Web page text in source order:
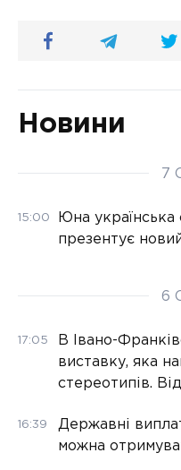
Новини
7
15:00
Юна українська
презентує
6
17:05
В Івано-
виставку, яка
стереотипів.
16:39
Державні
можна